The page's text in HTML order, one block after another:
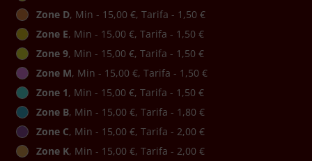
Zone D, Min - 15,00 €, Tarifa - 1,50 €
Zone E, Min - 15,00 €, Tarifa - 1,50 €
Zone 9, Min - 15,00 €, Tarifa - 1,50 €
Zone M, Min - 15,00 €, Tarifa - 1,50 €
Zone 1, Min - 15,00 €, Tarifa - 1,50 €
Zone B, Min - 15,00 €, Tarifa - 1,80 €
Zone C, Min - 15,00 €, Tarifa - 2,00 €
Zone K, Min - 15,00 €, Tarifa - 2,00 €